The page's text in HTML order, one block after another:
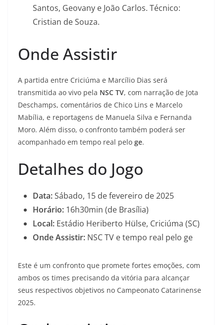
Santos, Geovany e João Carlos. Técnico:
Cristian de Souza.
Onde Assistir
A partida entre Criciúma e Marcílio Dias será
transmitida ao vivo pela NSC TV, com narração de Jota
Deschamps, comentários de Chico Lins e Marcelo
Mabília, e reportagens de Manuela Silva e Fernanda
Moro. Além disso, o confronto também poderá ser
acompanhado em tempo real pelo ge.
Detalhes do Jogo
Data:Sábado, 15 de fevereiro de 2025
Horário: 16h30min (de Brasília)
Local: Estádio Heriberto Hülse, Criciúma (SC)
Onde Assistir: NSC TV e tempo real pelo ge
Este é um confronto que promete fortes emoções, com
ambos os times precisando da vitória para alcançar
seus respectivos objetivos no Campeonato Catarinense
2025.